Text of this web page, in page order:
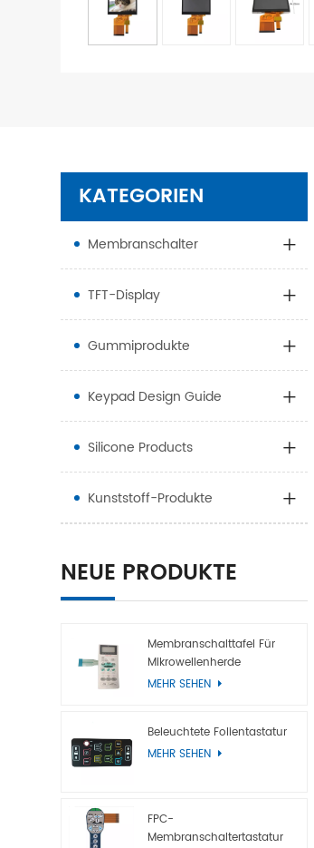
KATEGORIEN
Membranschalter
TFT-Display
Gummiprodukte
Keypad Design Guide
Silicone Products
Kunststoff-Produkte
NEUE PRODUKTE
Membranschalttafel Für
Mikrowellenherde
MEHR SEHEN
Beleuchtete Folientastatur
MEHR SEHEN
FPC-
Membranschaltertastatur